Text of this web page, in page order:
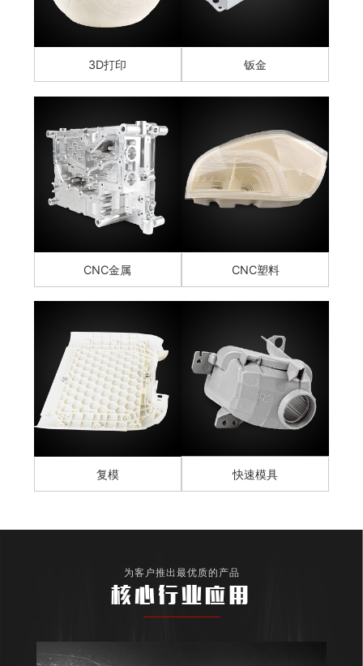
3D打印 钣金
CNC金属 CNC塑料
复模 快速模具
为客户推出最优质的产品
核心行业应用